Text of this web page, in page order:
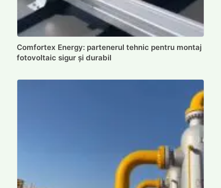
Comfortex Energy: partenerul tehnic pentru montaj
fotovoltaic sigur și durabil